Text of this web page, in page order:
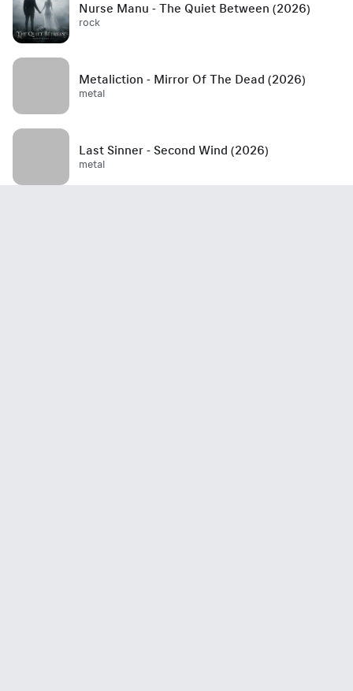
Nurse Manu - The Quiet Between (2026)
rock
Metaliction - Mirror Of The Dead (2026)
metal
Last Sinner - Second Wind (2026)
metal